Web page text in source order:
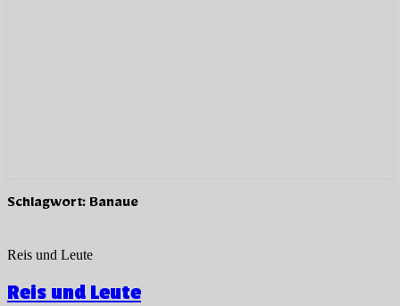
Schlagwort: Banaue
Reis und Leute
Reis und Leute